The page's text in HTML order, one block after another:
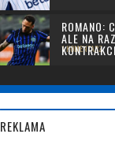
ROMANO:
ALE NA
1 KOMENTARZ
REKLAMA